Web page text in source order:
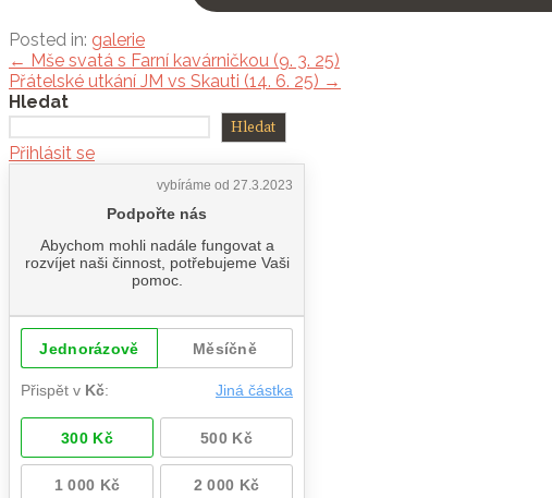
Posted in: galerie
Navigace
pro
příspěvek
← Mše svatá s Farní kavárničkou (9. 3. 25)
Přátelské utkání JM vs Skauti (14. 6. 25) →
Hledat
Hledat
Přihlásit se